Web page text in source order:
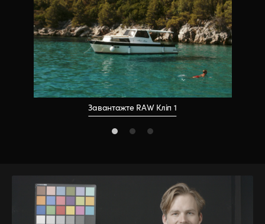
Завантажте RAW Кліп 1